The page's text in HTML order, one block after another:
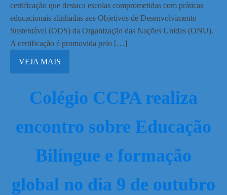
certificação que destaca escolas comprometidas com práticas
educacionais alinhadas aos Objetivos de Desenvolvimento
Sustentável (ODS) da Organização das Nações Unidas (ONU).
A certificação é promovida pelo […]
VEJA MAIS
Colégio CCPA realiza
encontro sobre Educação
Bilíngue e formação
global no dia 9 de outubro